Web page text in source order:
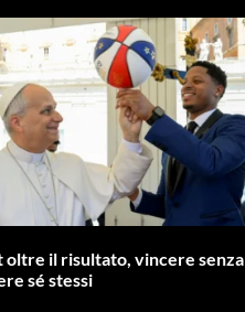
oltre il risultato, vincere senza
sé stessi